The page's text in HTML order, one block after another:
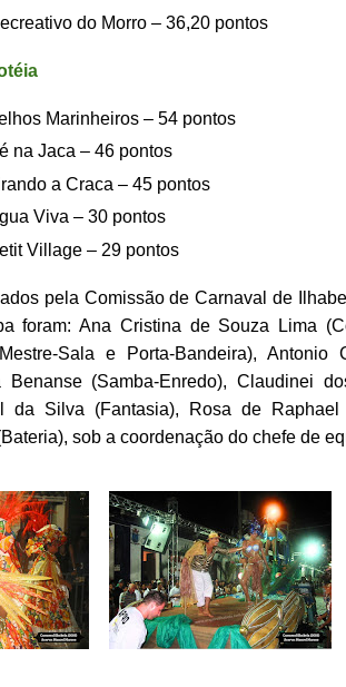
do Morro – 36,20 pontos
Marinheiros – 54 pontos
na Jaca – 46 pontos
a Craca – 45 pontos
Viva – 30 pontos
Village – 29 pontos
pela Comissão de Carnaval de
foram: Ana Cristina de Souza Lima
Sala e Porta-Bandeira), Antonio
Benanse (Samba-Enredo), Claudinei
da Silva (Fantasia), Rosa de Raphael
sob a coordenação do chefe de